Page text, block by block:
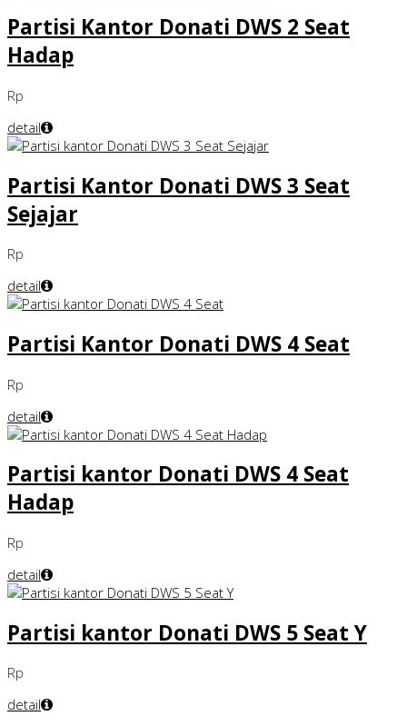
Partisi Kantor Donati DWS 2 Seat
Hadap
Rp
detail
Partisi Kantor Donati DWS 3 Seat
Sejajar
Rp
detail
Partisi Kantor Donati DWS 4 Seat
Rp
detail
Partisi kantor Donati DWS 4 Seat
Hadap
Rp
detail
Partisi kantor Donati DWS 5 Seat Y
Rp
detail